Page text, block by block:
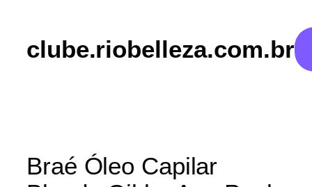
clube.riobelleza.com.br
Braé Óleo Capilar